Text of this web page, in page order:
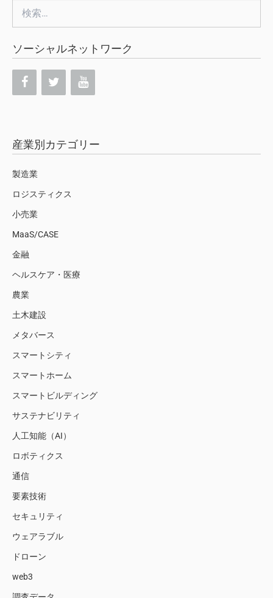
索:
ソーシャルネットワーク
産業別カテゴリー
製造業
ロジスティクス
小売業
MaaS/CASE
金融
ヘルスケア・医療
農業
土木建設
メタバース
スマートシティ
スマートホーム
スマートビルディング
サステナビリティ
人工知能（AI）
ロボティクス
通信
要素技術
セキュリティ
ウェアラブル
ドローン
web3